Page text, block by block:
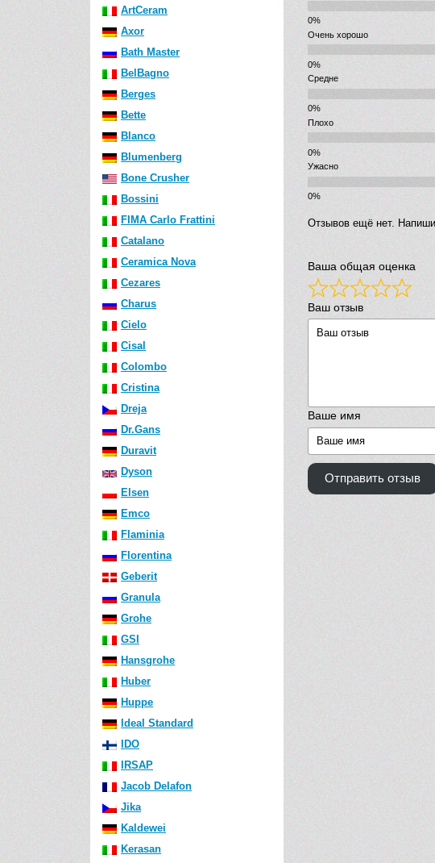
ArtCeram
Axor
Bath Master
BelBagno
Berges
Bette
Blanco
Blumenberg
Bone Crusher
Bossini
FIMA Carlo Frattini
Catalano
Ceramica Nova
Cezares
Charus
Cielo
Cisal
Colombo
Cristina
Dreja
Dr.Gans
Duravit
Dyson
Elsen
Emco
Flaminia
Florentina
Geberit
Granula
Grohe
GSI
Hansgrohe
Huber
Huppe
Ideal Standard
IDO
IRSAP
Jacob Delafon
Jika
Kaldewei
Kerasan
Очень хорошо
Средне
Плохо
Ужасно
Отзывов ещё нет.
Ваша общая оценка
Ваш отзыв
Ваше имя
Отправить отзыв